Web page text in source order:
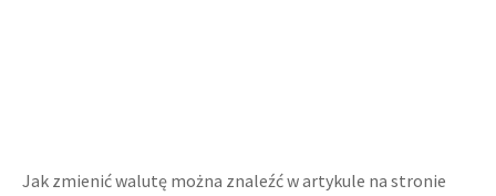
Jak zmienić walutę można znaleźć w artykule na stronie